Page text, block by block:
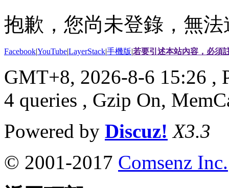
抱歉，您尚未登錄，無
Facebook|YouTube|LayerStack|手機版|若要引述本站內容，必須
GMT+8, 2026-8-6 15:26 ,
4 queries , Gzip On,
Powered by Discuz! X3.3
© 2001-2017 Comsenz Inc.